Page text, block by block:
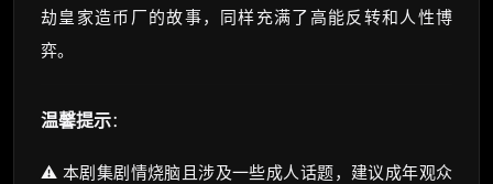
劫皇家造币厂的故事，同样充满了高能反转和人性博
弈。
温馨提示：
⚠️ 本剧集剧情烧脑且涉及一些成人话题，建议成年观众